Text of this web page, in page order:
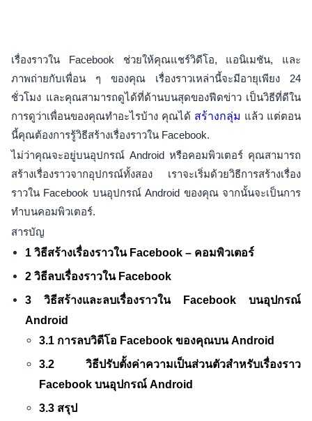
เรื่องราวใน Facebook ช่วยให้คุณแชร์วิดีโอ, แอนิเมชัน, และ
ภาพถ่ายกับเพื่อน ๆ ของคุณ เรื่องราวเหล่านี้จะมีอายุเพียง 24
ชั่วโมง และคุณสามารถดูได้ที่ด้านบนสุดของฟีดข่าว เป็นวิธีที่ดีใน
การดูว่าเพื่อนของคุณทำอะไรบ้าง คุณได้ สร้างกลุ่ม แล้ว แต่ตอน
นี้คุณต้องการรู้วิธีสร้างเรื่องราวใน Facebook.
ไม่ว่าคุณจะอยู่บนอุปกรณ์ Android หรือคอมพิวเตอร์ คุณสามารถ
สร้างเรื่องราวจากอุปกรณ์ทั้งสอง เราจะเริ่มด้วยวิธีการสร้างเรื่อง
ราวใน Facebook บนอุปกรณ์ Android ของคุณ จากนั้นจะเป็นการ
ทำบนคอมพิวเตอร์.
สารบัญ
1 วิธีสร้างเรื่องราวใน Facebook – คอมพิวเตอร์
2 วิธีลบเรื่องราวใน Facebook
3 วิธีสร้างและลบเรื่องราวใน Facebook บนอุปกรณ์
Android
3.1 การลบวิดีโอ Facebook ของคุณบน Android
3.2 วิธีปรับตั้งค่าความเป็นส่วนตัวสำหรับเรื่องราว
Facebook บนอุปกรณ์ Android
3.3 สรุป